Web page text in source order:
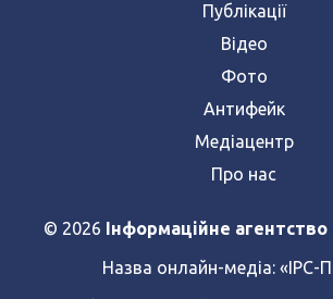
Публікації
Відео
Фото
Антифейк
Медіацентр
Про нас
© 2026 Інформаційне агентство
Назва онлайн-медіа: «ІРС-